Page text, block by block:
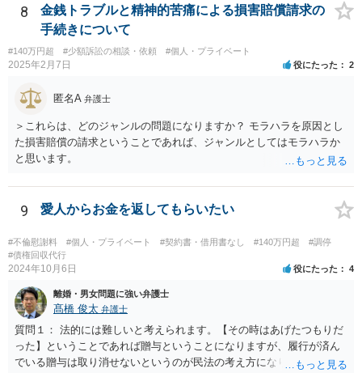
ですが、今までの弟の素行等問題は色々あり、反省と制裁して欲しい
です。 【回答】おそらく、弟さんとしては、「返済しなかったとして
も、兄が自分に対して法的措置を講じてくることはないであろう」と
いう「甘え」があるのだと思います。きちんと返済をさせるために
は、「家族内の問題であるから穏便に解決を図る」という対応ではな
くて、一般社会の中のルールに基づいて、「約束（契約）したことを
守らない場合には、法的措置を講じる」という当たり前の対応を取る
べきであろうかと思います。もちろん、現実的に一括で返済出来る状
況ではないのかもしれませんが、分割でもきちんと返済をさせる合意
を取り付けるべきです。訴訟を提起した上で、「裁判上の和解」（分
割での返済）をすれば、その返済を怠った場合には強制執行（国の力
で強制的に相手方から財産を取り上げて、そこから回収する）という
ことができます。まずは、弁護士に相談をすることから初めて頂いた
方が良いかと思います。
8
金銭トラブルと精神的苦痛による損害賠償請求の
手続きについて
#140万円超 #少額訴訟の相談・依頼 #個人・プライベート
2025年2月7日 役にたった 2
匿名A 弁護士
＞これらは、どのジャンルの問題になりますか？ モラハラを原因とし
た損害賠償の請求ということであれば、ジャンルとしてはモラハラか
と思います。
9 愛人からお金を返してもらいたい
#不倫慰謝料 #個人・プライベート #契約書・借用書なし #140万円超
#調停
#債権回収代行
2024年10月6日 役にたった 4
離婚・男女問題に強い弁護士
髙橋 俊太 弁護士
質問１： 法的には難しいと考えられます。【その時はあげたつもりだ
った】ということであれば贈与ということになりますが、履行が済ん
でいる贈与は取り消せないというのが民法の考え方になります。（な